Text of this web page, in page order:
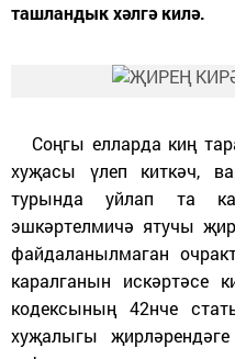
ташландык хәлгә килә.
Соңгы елларда киң
хуҗасы үлеп киткәч,
турында уйлап та
эшкәртелмичә ятучы
файдаланылмаган
каралганын искәртәсе
кодексының 42нче
хуҗа­лыгы